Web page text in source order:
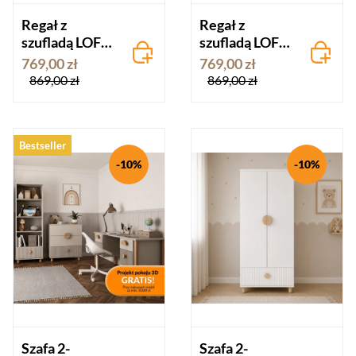
Regał z
szufladą LOFT
kaszmir
Pinewood
769,00 zł
869,00 zł
Regał z
szufladą LOFT
biały
Pinewood
769,00 zł
869,00 zł
Bestseller
Szafa 2-
-10%
Szafa 2-
-10%